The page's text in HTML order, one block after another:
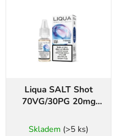
Liqua SALT Shot
70VG/30PG 20mg
Skladem (>5 ks)